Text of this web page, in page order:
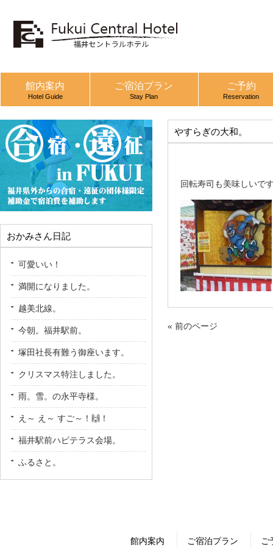
館内案内
Hotel Guide
ご宿泊プラン
Stay Plan
ご予約
Reservation
やすらぎの大和。
回転寿司も美味しいで
« 前のページ
おかみさん日記
可愛いい！
満開になりました。
越美北線。
今朝。福井駅前。
塚田社長有難う御座います。
クリスマス特注しました。
雨。雪。の永平寺様。
え～ え～ すご～！🙌！
福井駅前ハピテラス会場。
ふるさと。
館内案内 ご宿泊プラン ご